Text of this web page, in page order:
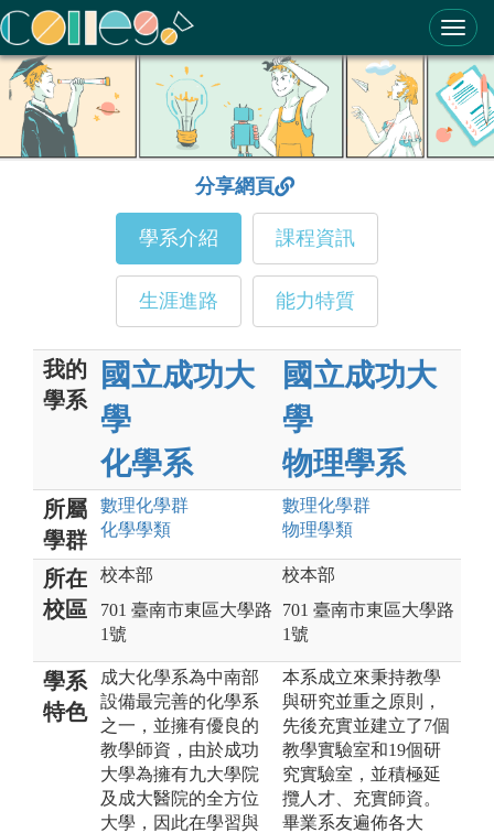
ColleGo! 大學選才與高中育才輔助系統
分享網頁
學系介紹 課程資訊
生涯進路 能力特質
我的
學系
國立成功大
學
化學系
國立成功大
學
物理學系
所屬
學群
數理化學群
化學學類
數理化學群
物理學類
所在
校區
校本部
701 臺南市東區大學路
1號
校本部
701 臺南市東區大學路
1號
學系
特色
成大化學系為中南部
設備最完善的化學系
之一，並擁有優良的
教學師資，由於成功
大學為擁有九大學院
及成大醫院的全方位
大學，因此在學習與
本系成立來秉持教學
與研究並重之原則，
先後充實並建立了7個
教學實驗室和19個研
究實驗室，並積極延
攬人才、充實師資。
畢業系友遍佈各大